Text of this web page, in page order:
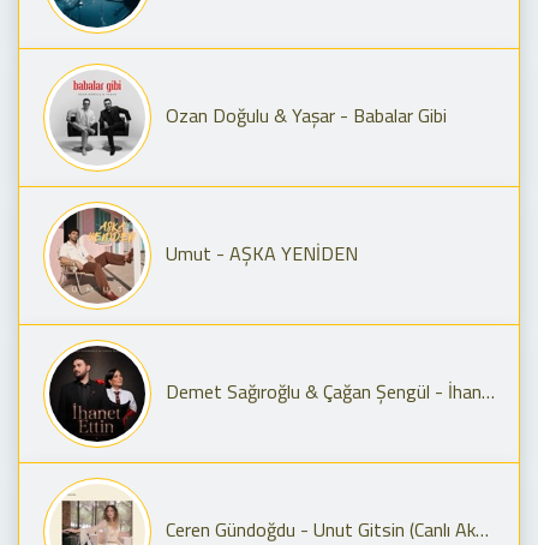
Ozan Doğulu & Yaşar - Babalar Gibi
Umut - AŞKA YENİDEN
Demet Sağıroğlu & Çağan Şengül - İhanet Ettin
Ceren Gündoğdu - Unut Gitsin (Canlı Akustik)